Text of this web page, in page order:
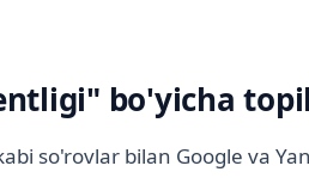
bo'yicha
so'rovlar bilan Google va